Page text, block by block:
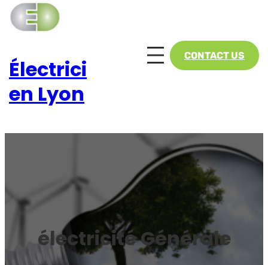
Électrici
en Lyon
CONTACT US
électricité Générale